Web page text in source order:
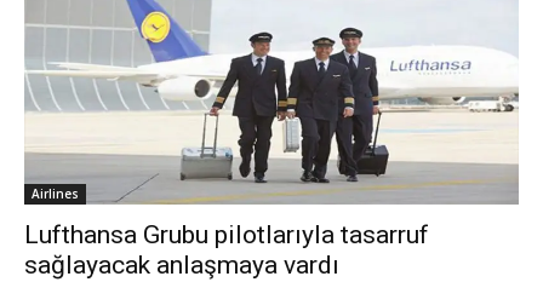
Airlines
Lufthansa Grubu pilotlarıyla tasarruf
sağlayacak anlaşmaya vardı